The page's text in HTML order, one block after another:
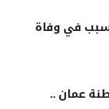
في وفاة
عمان ..